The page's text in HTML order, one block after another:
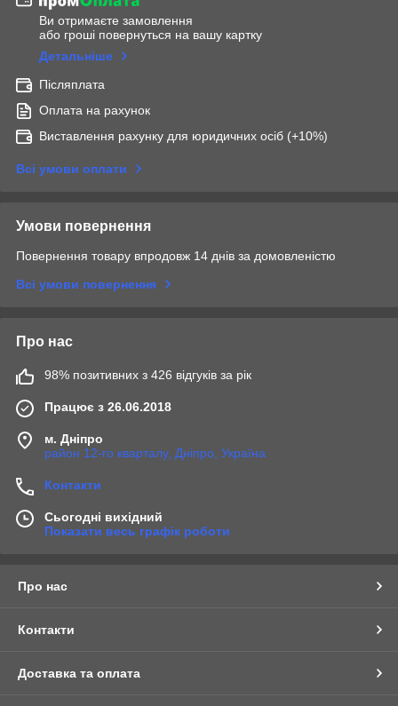
Ви отримаєте замовлення
або гроші повернуться на вашу картку
Детальніше
Післяплата
Оплата на рахунок
Виставлення рахунку для юридичних осіб (+10%)
Всі умови оплати
Умови повернення
Повернення товару впродовж 14 днів за домовленістю
Всі умови повернення
Про нас
98% позитивних з 426 відгуків за рік
Працює з 26.06.2018
м. Дніпро
район 12-го кварталу, Дніпро, Україна
Контакти
Сьогодні вихідний
Показати весь графік роботи
Про нас
Контакти
Доставка та оплата